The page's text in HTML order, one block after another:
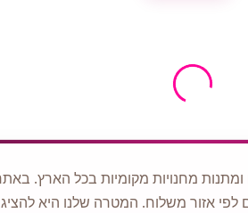
מחנויות מקומיות בכל הארץ.
לפי אזור משלוח. המטרה שלנו היא